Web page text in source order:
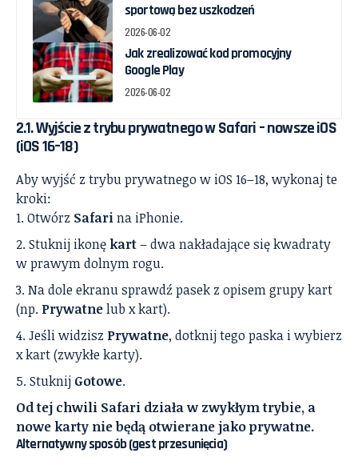
sportową bez uszkodzeń
2026-06-02
Jak zrealizować kod promocyjny
Google Play
2026-06-02
2.1. Wyjście z trybu prywatnego w Safari – nowsze iOS
(iOS 16–18)
Aby wyjść z trybu prywatnego w iOS 16–18, wykonaj te
kroki:
Otwórz Safarina iPhonie.
Stuknij ikonę kart– dwa nakładające się kwadraty
w prawym dolnym rogu.
Na dole ekranu sprawdź pasek z opisem grupy kart
(np. Prywatnelub x kart).
Jeśli widzisz Prywatne, dotknij tego paska i wybierz
x kart (zwykłe karty).
Stuknij Gotowe.
Od tej chwili Safari działa w zwykłym trybie, a
nowe karty nie będą otwierane jako prywatne.
Alternatywny sposób (gest przesunięcia)